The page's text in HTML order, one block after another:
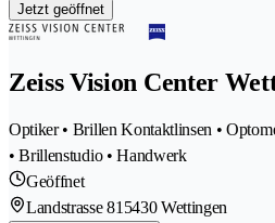
Jetzt geöffnet
Zeiss Vision Center
Optiker • Brillen Kontaktlinsen •
• Brillenstudio • Handwerk
Geöffnet
Landstrasse 81 5430 Wettingen